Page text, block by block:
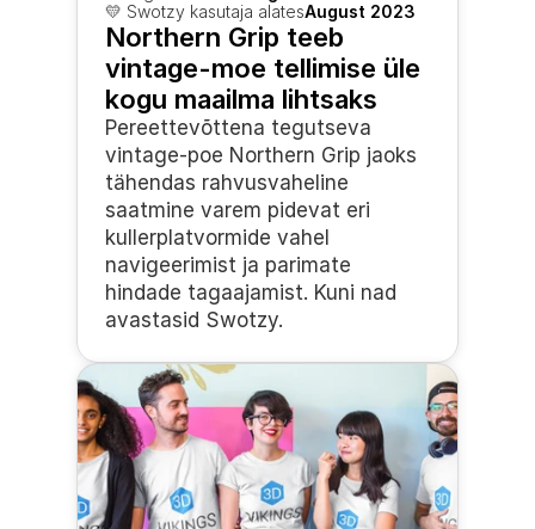
💛 Swotzy kasutaja alatesAugust 2023
Northern Grip teeb
vintage-moe tellimise üle
kogu maailma lihtsaks
Pereettevõttena tegutseva
vintage-poe Northern Grip jaoks
tähendas rahvusvaheline
saatmine varem pidevat eri
kullerplatvormide vahel
navigeerimist ja parimate
hindade tagaajamist. Kuni nad
avastasid Swotzy.